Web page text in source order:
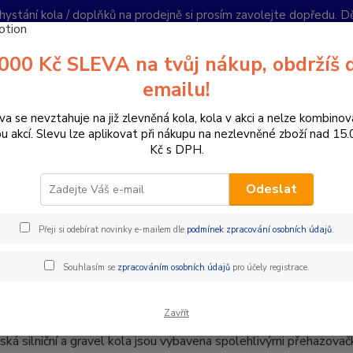
kola / doplňků na prodejně si prosím zavolejte dopředu.
Hledat
PO-
kola 28" gravel / silniční
28" – gravel a silniční kola pro mladé závodníky a
nabídku dětských 28" gravel a silničních kol, která jsou
terén. Tato kola kombinují lehké hliníkové nebo karbonové
pohodlně, bezpečně a s radostí.
silniční a gravel kola jsou vybavena spolehlivými
Kč SLEVA na tvůj nákup, obdržíš
emailu!
se nevztahuje na již zlevněná kola, kola v akci a nelze
akcí. Slevu lze aplikovat při nákupu na nezlevněné zboží nad
Kč s DPH.
Odeslat
Přeji si odebírat novinky e-mailem dle podmínek zpracování osobních údajů.
Souhlasím se zpracováním osobních údajůpro účely registrace.
Zavřít